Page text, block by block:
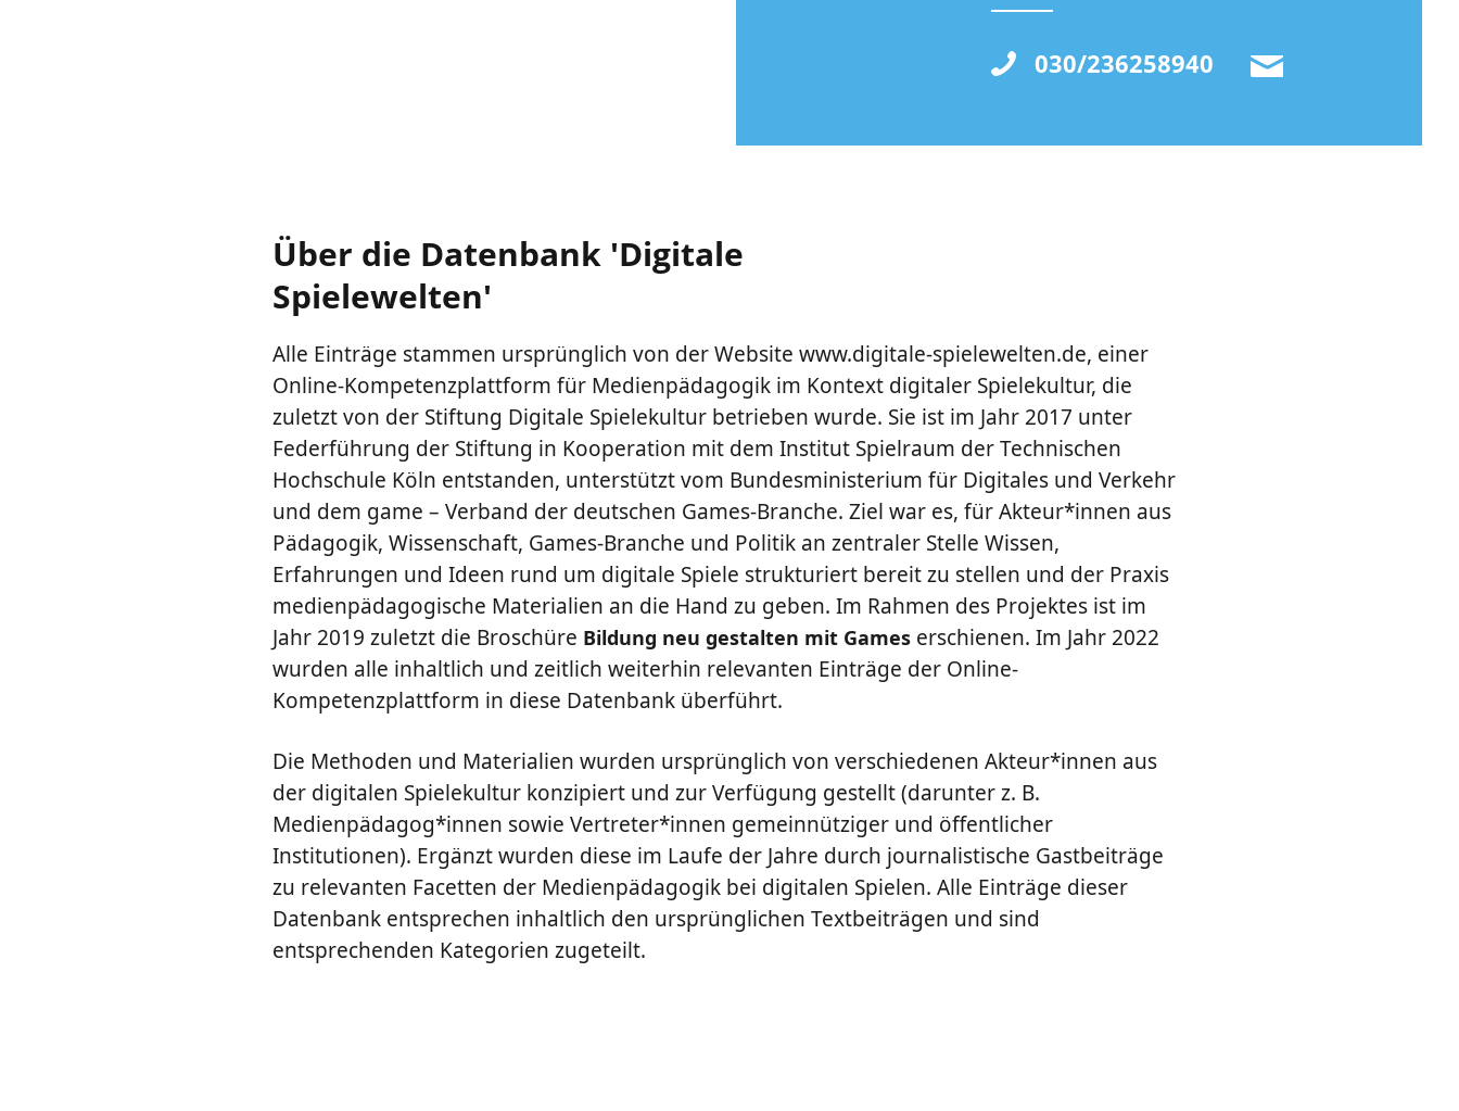
030/236258940
Über die Datenbank 'Digitale
Spielewelten'
Alle Einträge stammen ursprünglich von der Website www.digitale-spielewelten.de, einer
Online-Kompetenzplattform für Medienpädagogik im Kontext digitaler Spielekultur, die
zuletzt von der Stiftung Digitale Spielekultur betrieben wurde. Sie ist im Jahr 2017 unter
Federführung der Stiftung in Kooperation mit dem Institut Spielraum der Technischen
Hochschule Köln entstanden, unterstützt vom Bundesministerium für Digitales und Verkehr
und dem game – Verband der deutschen Games-Branche. Ziel war es, für Akteur*innen aus
Pädagogik, Wissenschaft, Games-Branche und Politik an zentraler Stelle Wissen,
Erfahrungen und Ideen rund um digitale Spiele strukturiert bereit zu stellen und der Praxis
medienpädagogische Materialien an die Hand zu geben. Im Rahmen des Projektes ist im
Jahr 2019 zuletzt die Broschüre Bildung neu gestalten mit Games erschienen. Im Jahr 2022
wurden alle inhaltlich und zeitlich weiterhin relevanten Einträge der Online-
Kompetenzplattform in diese Datenbank überführt.
Die Methoden und Materialien wurden ursprünglich von verschiedenen Akteur*innen aus
der digitalen Spielekultur konzipiert und zur Verfügung gestellt (darunter z. B.
Medienpädagog*innen sowie Vertreter*innen gemeinnütziger und öffentlicher
Institutionen). Ergänzt wurden diese im Laufe der Jahre durch journalistische Gastbeiträge
zu relevanten Facetten der Medienpädagogik bei digitalen Spielen. Alle Einträge dieser
Datenbank entsprechen inhaltlich den ursprünglichen Textbeiträgen und sind
entsprechenden Kategorien zugeteilt.